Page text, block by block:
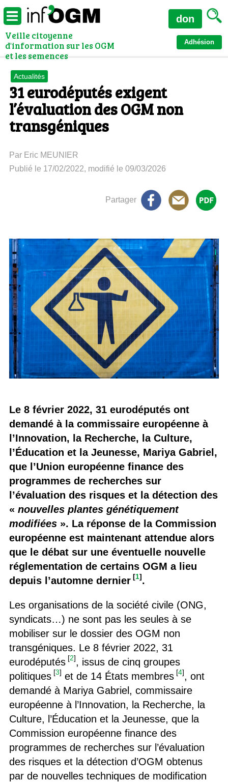
Veille citoyenne
d'information sur les OGM
et les semences
Adhésion
don
Actualités
31 eurodéputés exigent
l’évaluation des OGM non
transgéniques
Par Eric MEUNIER
Publié le 17/02/2022, modifié le 09/03/2026
Partager
Le 8 février 2022, 31 eurodéputés ont
demandé à la commissaire européenne à
l’Innovation, la Recherche, la Culture,
l’Éducation et la Jeunesse, Mariya Gabriel,
que l’Union européenne finance des
programmes de recherches sur
l’évaluation des risques et la détection des
« nouvelles plantes génétiquement
modifiées». La réponse de la Commission
européenne est maintenant attendue alors
que le débat sur une éventuelle nouvelle
réglementation de certains OGM a lieu
depuis l’automne dernier [1].
Les organisations de la société civile (ONG,
syndicats…) ne sont pas les seules à se
mobiliser sur le dossier des OGM non
transgéniques. Le 8 février 2022, 31
eurodéputés [2], issus de cinq groupes
politiques [3] et de 14 États membres [4], ont
demandé à Mariya Gabriel, commissaire
européenne à l’Innovation, la Recherche, la
Culture, l’Éducation et la Jeunesse, que la
Commission européenne finance des
programmes de recherches sur l’évaluation
des risques et la détection d’OGM obtenus
par de nouvelles techniques de modification